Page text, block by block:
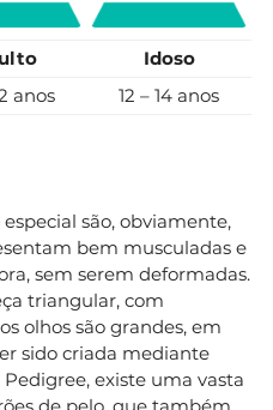
Idoso
anos 12 – 14 anos
são, obviamente,
bem musculadas e
sem serem deformadas.
triangular, com
olhos são grandes, em
sido criada mediante
existe uma vasta
de pelo, que também